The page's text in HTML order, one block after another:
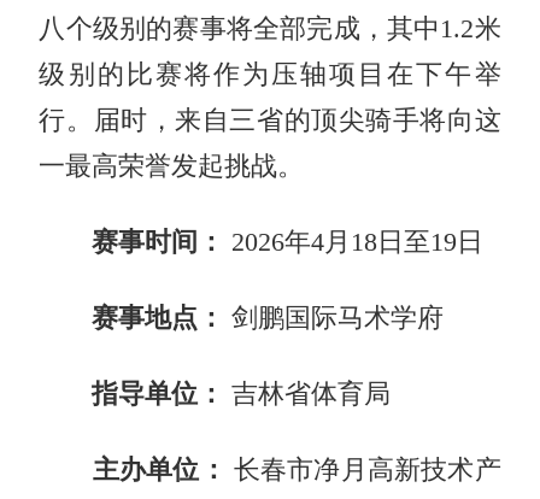
八个级别的赛事将全部完成，其中1.2米
级别的比赛将作为压轴项目在下午举
行。届时，来自三省的顶尖骑手将向这
一最高荣誉发起挑战。
赛事时间： 2026年4月18日至19日
赛事地点： 剑鹏国际马术学府
指导单位： 吉林省体育局
主办单位：
长春市净月高新技术产